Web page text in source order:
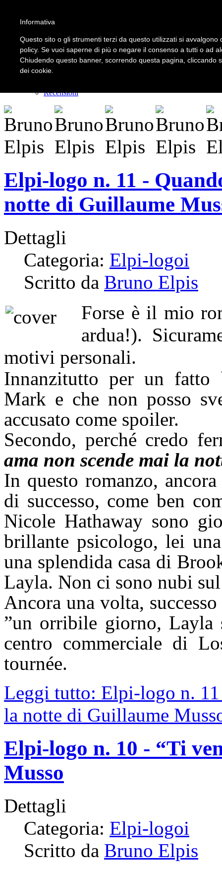
LOGIN | REGISTER
Home
Il carnevale dei delitti
Recensioni
Elpi-logo n. 11 -
notte di Guillaume
Dettagli
Categoria: Elpi-logoi
Scritto da Bruno Elpis
Forse è il mio
ardua!).
motivi personali.
Innanzitutto per un fatto
Mark e che non posso
accusato come spoiler.
Secondo, perché credo
ama non scende mai la
In questo romanzo,
di successo, come ben
Nicole Hathaway sono
brillante psicologo, lei
una splendida casa di
Layla. Non ci sono nubi
Ancora una volta,
”un orribile giorno, Layla
centro commerciale di
tournée.
Leggi tutto: Elpi-logo n. 11
la notte di Guillaume
Elpi-logo n. 10 - “Ti
Musso
Dettagli
Categoria: Elpi-logoi
Scritto da Bruno Elpis
Informativa
Questo sito o gli strumenti terzi da questo utilizzati si
policy. Se vuoi saperne di più o negare il consenso a tutti o ad
Chiudendo questo banner, scorrendo questa pagina, cliccando
dei cookie.